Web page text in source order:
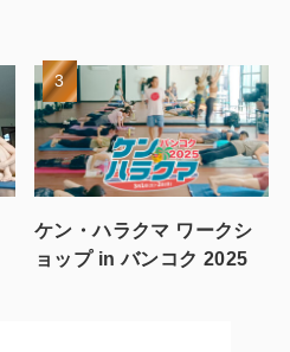
ケン・ハラクマ ワークシ
ョップ in バンコク 2025